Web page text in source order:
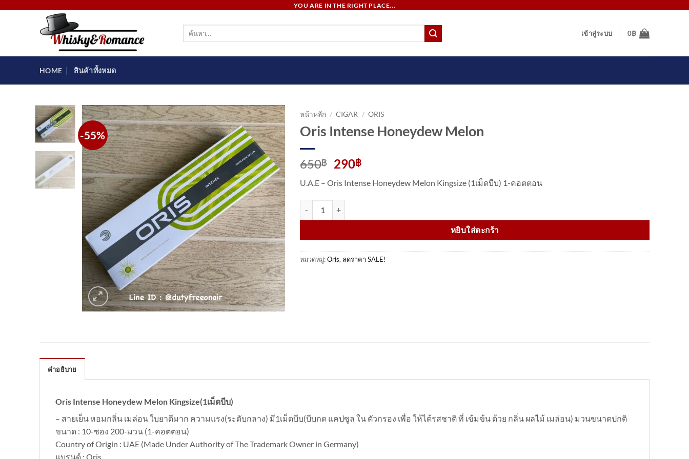
YOU ARE IN THE RIGHT PLACE...
ค้นหา:
เข้าสู่ระบบ 0฿
HOME สินค้าทั้งหมด
-55%
หน้าหลัก / CIGAR / ORIS
Oris Intense Honeydew Melon
650฿
Original
was:
650฿.
290฿Current
is:
U.A.E – Oris Intense Honeydew Melon Kingsize (1เม็ดบีบ) 1-คอตตอน
หยิบใส่ตะกร้า
หมวดหมู่:Oris, ลดราคา SALE!
คำอธิบาย
Oris Intense Honeydew Melon Kingsize(1เม็ดบีบ)
– สายเย็น หอมกลิ่น เมล่อน ใบยาดีมาก ความแรง(ระดับกลาง) มี1เม็ดบีบ(บีบกด แคปซูล ใน ตัวกรอง เพื่อ ให้ได้รสชาติ ที่ เข้มข้น ด้วย กลิ่น ผลไม้ เมล่อน) มวนขนาดปกติ
ขนาด : 10-ซอง 200-มวน (1-คอตตอน)
Country of Origin : UAE (Made Under Authority of The Trademark Owner in Germany)
แบรนด์ : Oris